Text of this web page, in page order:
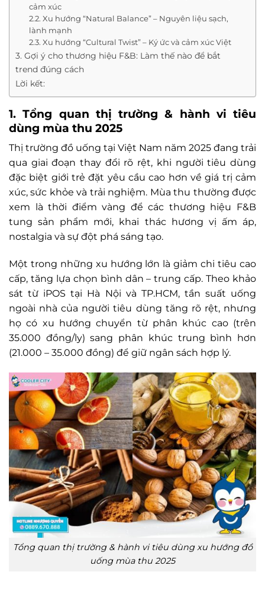
cảm xúc
2.2. Xu hướng “Natural Balance” – Nguyên liệu sạch,
lành mạnh
2.3. Xu hướng “Cultural Twist” – Ký ức và cảm xúc Việt
3. Gợi ý cho thương hiệu F&B: Làm thế nào để bắt
trend đúng cách
Lời kết:
1. Tổng quan thị trường & hành vi tiêu
dùng mùa thu 2025
Thị trường đồ uống tại Việt Nam năm 2025 đang trải
qua giai đoạn thay đổi rõ rệt, khi người tiêu dùng
đặc biệt giới trẻ đặt yêu cầu cao hơn về giá trị cảm
xúc, sức khỏe và trải nghiệm. Mùa thu thường được
xem là thời điểm vàng để các thương hiệu F&B
tung sản phẩm mới, khai thác hương vị ấm áp,
nostalgia và sự đột phá sáng tạo.
Một trong những xu hướng lớn là giảm chi tiêu cao
cấp, tăng lựa chọn bình dân – trung cấp. Theo khảo
sát từ iPOS tại Hà Nội và TP.HCM, tần suất uống
ngoài nhà của người tiêu dùng tăng rõ rệt, nhưng
họ có xu hướng chuyển từ phân khúc cao (trên
35.000 đồng/ly) sang phân khúc trung bình hơn
(21.000 – 35.000 đồng) để giữ ngân sách hợp lý.
Tổng quan thị trường & hành vi tiêu dùng xu hướng đồ
uống mùa thu 2025